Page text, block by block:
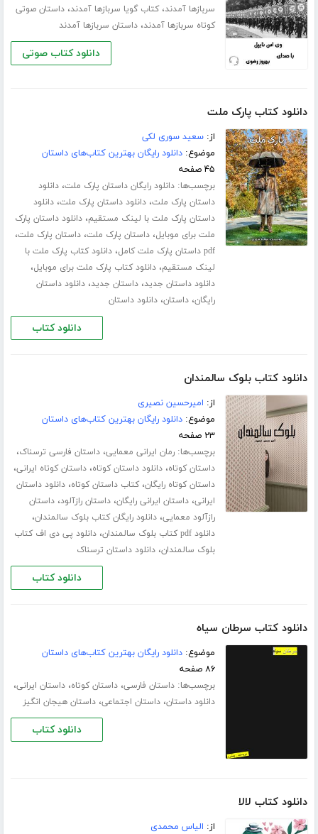
سربازها آمدند،کتاب گویا سربازها آمدند،داستان صوتی
کوتاه سربازها آمدند،داستان سربازها آمدند
دانلود کتاب صوتی
دانلود کتاب پارک ملت
از:سعید سوری لکی
موضوع:دانلود رایگان بهترین کتاب‌های داستان
۴۵ صفحه
برچسب‌ها:دانلود رایگان داستان پارک ملت،دانلود
داستان پارک ملت،دانلود داستان پارک ملت،دانلود
داستان پارک ملت با لینک مستقیم،دانلود داستان پارک
ملت برای موبایل،داستان پارک ملت،داستان پارک ملت،
pdf داستان پارک ملت کامل ،دانلود کتاب پارک ملت با
لینک مستقیم،دانلود کتاب پارک ملت برای موبایل،
دانلود داستان جدید،داستان جدید،دانلود داستان
رایگان،داستان،دانلود داستان
دانلود کتاب
دانلود کتاب بلوک سالمندان
از: امیرحسین نصیری
موضوع:دانلود رایگان بهترین کتاب‌های داستان
۲۳ صفحه
برچسب‌ها:رمان ایرانی معمایی،داستان فارسی ترسناک،
داستان کوتاه،دانلود داستان کوتاه،داستان کوتاه ایرانی،
داستان کوتاه رایگان،کتاب داستان کوتاه،دانلود داستان
ایرانی،داستان ایرانی رایگان،داستان رازآلود،داستان
رازآلود معمایی،دانلود رایگان کتاب بلوک سالمندان،
دانلود pdf کتاب بلوک سالمندان ،دانلود پی دی اف کتاب
بلوک سالمندان،دانلود داستان ترسناک
دانلود کتاب
دانلود کتاب سرطان سیاه
موضوع:دانلود رایگان بهترین کتاب‌های داستان
۸۶ صفحه
برچسب‌ها:داستان فارسی،داستان کوتاه،داستان ایرانی،
دانلود داستان،داستان اجتماعی،داستان هیجان انگیز
دانلود کتاب
دانلود کتاب لالا
از: الیاس محمدی